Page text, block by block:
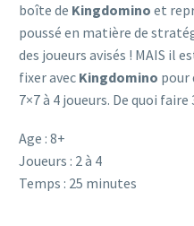
boîte de Kingdomino et
poussé en matière de
des joueurs avisés ! MAIS il
fixer avec Kingdomino pour
7×7 à 4 joueurs. De quoi
Age : 8+
Joueurs : 2 à 4
Temps : 25 minutes